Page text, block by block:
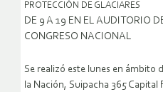
PROTECCIÓN DE GLACIARES
DE 9 A 19 EN EL AUDITORIO
CONGRESO NACIONAL
Se realizó este lunes en ámbito
la Nación, Suipacha 365